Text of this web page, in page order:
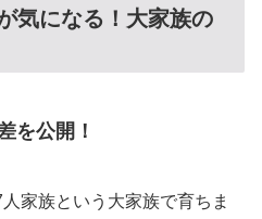
気になる！大家族の
を公開！
家族という大家族で育ちま